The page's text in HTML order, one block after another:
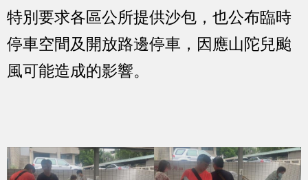
特別要求各區公所提供沙包，也公布臨時
停車空間及開放路邊停車，因應山陀兒颱
風可能造成的影響。